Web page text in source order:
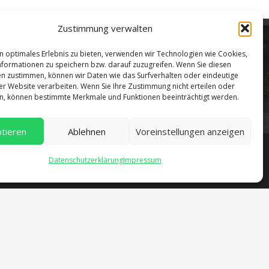
Zustimmung verwalten
optimales Erlebnis zu bieten, verwenden wir Technologien wie Cookies,
zu speichern bzw. darauf zuzugreifen. Wenn Sie diesen
zustimmen, können wir Daten wie das Surfverhalten oder eindeutige
Website verarbeiten. Wenn Sie Ihre Zustimmung nicht erteilen oder
können bestimmte Merkmale und Funktionen beeinträchtigt werden.
Ablehnen Voreinstellungen anzeigen
DatenschutzerklärungImpressum
Fr: 07:00 – 13:30 Uhr